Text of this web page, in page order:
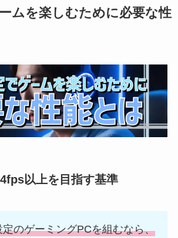
ムを楽しむために必要な性
以上を目指す基準
定のゲーミングPCを組むなら、